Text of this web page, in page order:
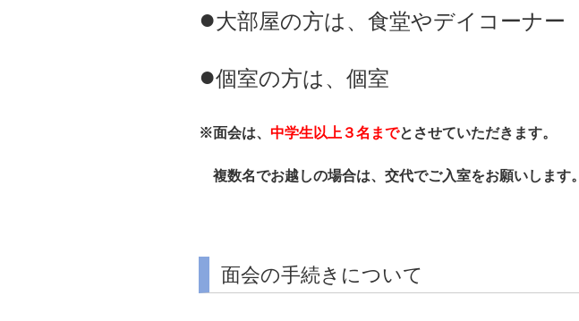
●大部屋の方は、食堂やデイコーナー
●個室の方は、個室
※面会は、 中学生以上 ３名までとさせていただきます。
複数名でお越しの場合は、交代でご入室をお願いします。
面会の手続きについて